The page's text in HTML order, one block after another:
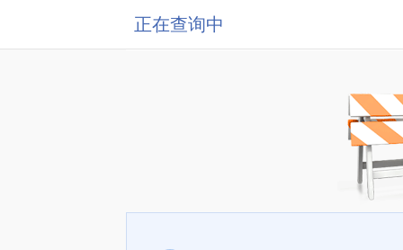
正在查询中